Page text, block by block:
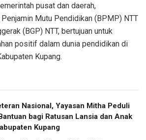
pusat dan daerah,
Mutu Pendidikan (BPMP) NTT
(BGP) NTT, bertujuan untuk
positif dalam dunia pendidikan di
Kupang.
Nasional, Yayasan Mitha Peduli
bagi Ratusan Lansia dan Anak
Kupang